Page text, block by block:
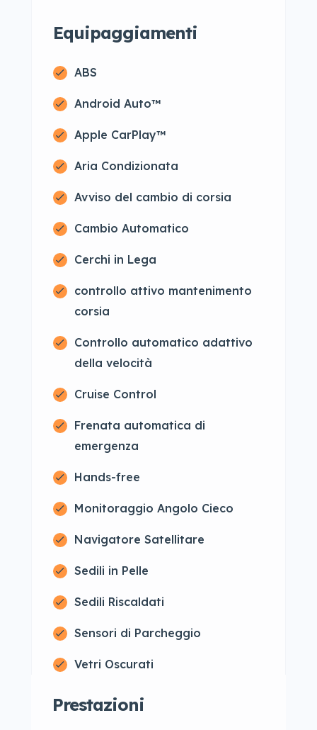
Equipaggiamenti
ABS
Android Auto™
Apple CarPlay™
Aria Condizionata
Avviso del cambio di corsia
Cambio Automatico
Cerchi in Lega
controllo attivo mantenimento
corsia
Controllo automatico adattivo
della velocità
Cruise Control
Frenata automatica di
emergenza
Hands-free
Monitoraggio Angolo Cieco
Navigatore Satellitare
Sedili in Pelle
Sedili Riscaldati
Sensori di Parcheggio
Vetri Oscurati
Prestazioni